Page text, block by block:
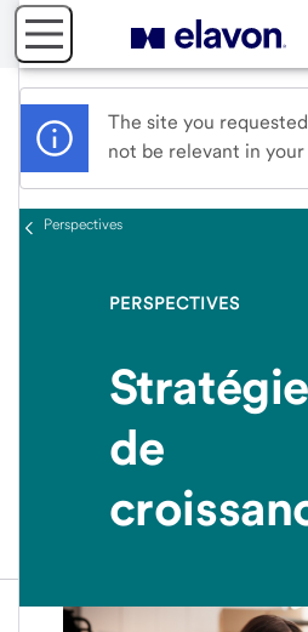
The site you
not be relevant in your
Perspectives
PERSPECTIVES
de